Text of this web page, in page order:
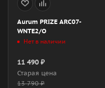
Aurum PRIZE ARC07-
WNTE2/O
Нет в наличии
11 490 ₽
Старая цена
13 790₽